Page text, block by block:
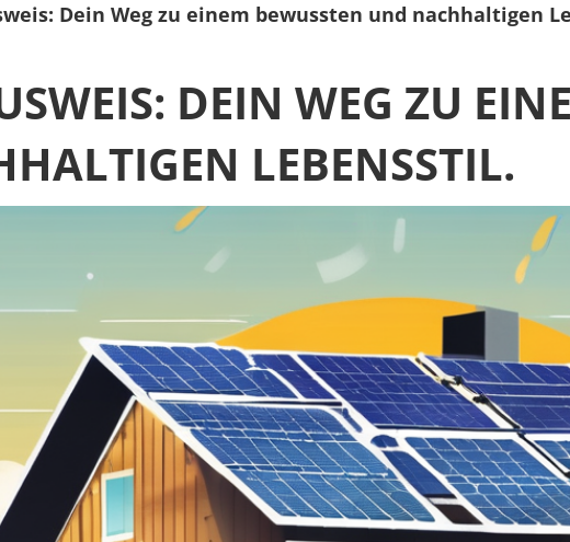
Dein Weg zu einem bewussten und nachhaltigen
DEIN WEG ZU
LEBENSSTIL.